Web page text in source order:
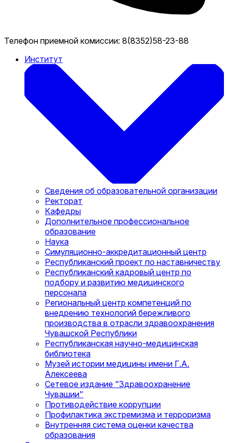
Телефон приемной комиссии: 8(8352)58-23-88
Институт
Сведения об образовательной организации
Ректорат
Кафедры
Дополнительное профессиональное
образование
Наука
Симуляционно-аккредитационный центр
Республиканский проект по наставничеству
Республиканский кадровый центр по
подбору и развитию медицинского
персонала
Региональный центр компетенций по
внедрению технологий бережливого
производства в отрасли здравоохранения
Чувашской Республики
Республиканская научно-медицинская
библиотека
Музей истории медицины имени Г.А.
Алексеева
Сетевое издание "Здравоохранение
Чувашии"
Противодействие коррупции
Профилактика экстремизма и терроризма
Внутренняя система оценки качества
образования